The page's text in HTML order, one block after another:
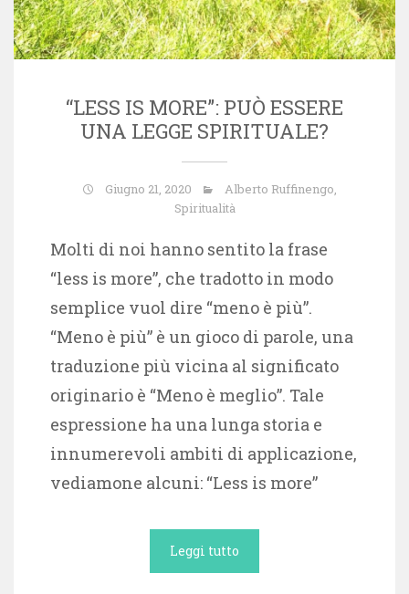
“LESS IS MORE”: PUÒ ESSERE
UNA LEGGE SPIRITUALE?
Giugno 21, 2020 Alberto Ruffinengo,
Spiritualità
Molti di noi hanno sentito la frase
“less is more”, che tradotto in modo
semplice vuol dire “meno è più”.
“Meno è più” è un gioco di parole, una
traduzione più vicina al significato
originario è “Meno è meglio”. Tale
espressione ha una lunga storia e
innumerevoli ambiti di applicazione,
vediamone alcuni: “Less is more”
Leggi tutto